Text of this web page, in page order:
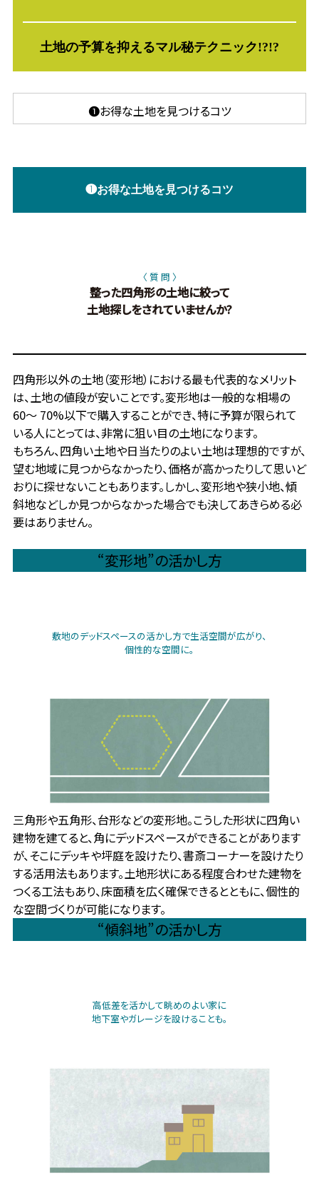
土地の予算を抑えるマル秘テクニック!?!?
❶お得な土地を見つけるコツ
❶お得な土地を見つけるコツ
〈 質 問 〉
整った四角形の土地に絞って
土地探しをされていませんか?
四角形以外の土地（変形地）における最も代表的なメリット
は、土地の値段が安いことです。変形地は一般的な相場の
60〜 70%以下で購入することができ、特に予算が限られて
いる人にとっては、非常に狙い目の土地になります。
もちろん、四角い土地や日当たりのよい土地は理想的ですが、
望む地域に見つからなかったり、価格が高かったりして思いど
おりに探せないこともあります。しかし、変形地や狭小地、傾
斜地などしか見つからなかった場合でも決してあきらめる必
要はありません。
“変形地”の活かし方
敷地のデッドスペースの活かし方で生活空間が広がり、
個性的な空間に。
三角形や五角形、台形などの変形地。こうした形状に四角い
建物を建てると、角にデッドスペースができることがあります
が、そこにデッキや坪庭を設けたり、書斎コーナーを設けたり
する活用法もあります。土地形状にある程度合わせた建物を
つくる工法もあり、床面積を広く確保できるとともに、個性的
な空間づくりが可能になります。
“傾斜地”の活かし方
高低差を活かして眺めのよい家に
地下室やガレージを設けることも。